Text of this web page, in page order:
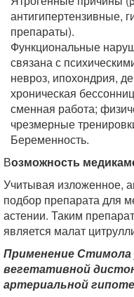
антигипертензивные,
препараты).
Функциональные
связана с
невроз, ипохондрия,
хроническая
сменная работа;
чрезмерные
Беременность.
Возможность
Учитывая изложенное,
подбор препарата для
астении. Таким
является малат
Применение Стимола
вегетативной
артериальной